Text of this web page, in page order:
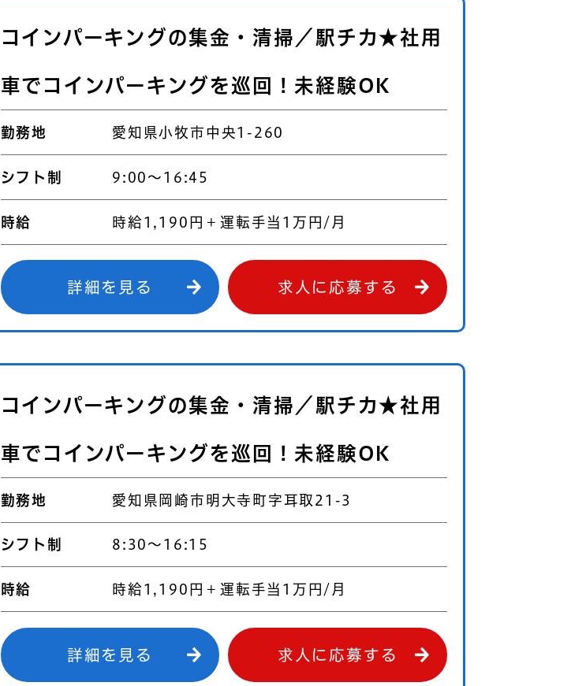
コインパーキングの集金・清掃／駅チカ★社用
車でコインパーキングを巡回！未経験OK
勤務地 愛知県小牧市中央1-260
シフト制 9:00～16:45
時給 時給1,190円＋運転手当1万円/月
詳細を見る 求人に応募する
コインパーキングの集金・清掃／駅チカ★社用
車でコインパーキングを巡回！未経験OK
勤務地 愛知県岡崎市明大寺町字耳取21-3
シフト制 8:30～16:15
時給 時給1,190円＋運転手当1万円/月
詳細を見る 求人に応募する